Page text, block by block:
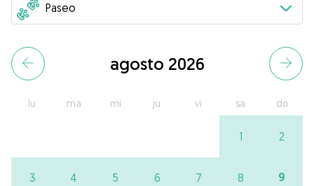
agosto 2026
lu ma mi ju vi sa do
1 2
3 4 5 6 7 8 9